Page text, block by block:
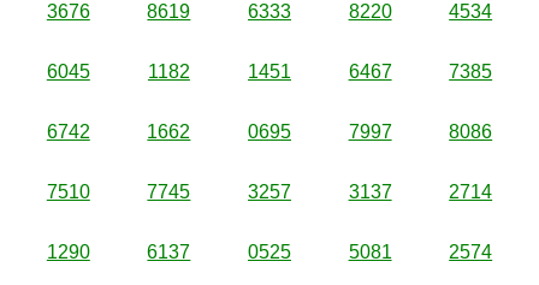
3676 8619 6333 8220 4534
6045 1182 1451 6467 7385
6742 1662 0695 7997 8086
7510 7745 3257 3137 2714
1290 6137 0525 5081 2574